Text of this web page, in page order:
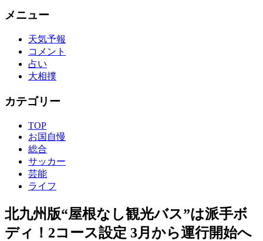
メニュー
天気予報
コメント
占い
大相撲
カテゴリー
TOP
お国自慢
総合
サッカー
芸能
ライフ
北九州版“屋根なし観光バス”は派手ボ
ディ！2コース設定 3月から運行開始へ